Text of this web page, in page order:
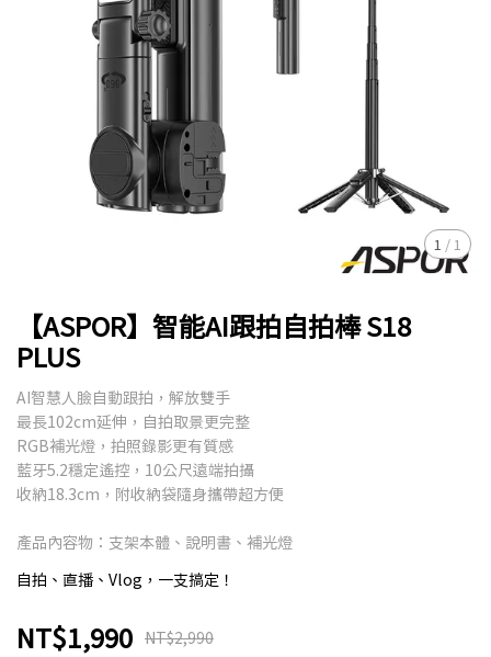
1 / 1
【ASPOR】智能AI跟拍自拍棒 S18
PLUS
AI智慧人臉自動跟拍，解放雙手
最長102cm延伸，自拍取景更完整
RGB補光燈，拍照錄影更有質感
藍牙5.2穩定遙控，10公尺遠端拍攝
收納18.3cm，附收納袋隨身攜帶超方便
產品內容物：支架本體、說明書、補光燈
自拍、直播、Vlog，一支搞定！
NT$1,990 NT$2,990